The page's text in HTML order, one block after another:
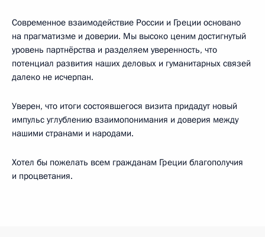
Современное взаимодействие России и Греции основано
на прагматизме и доверии. Мы высоко ценим достигнутый
уровень партнёрства и разделяем уверенность, что
потенциал развития наших деловых и гуманитарных связей
далеко не исчерпан.
Уверен, что итоги состоявшегося визита придадут новый
импульс углублению взаимопонимания и доверия между
нашими странами и народами.
Хотел бы пожелать всем гражданам Греции благополучия
и процветания.